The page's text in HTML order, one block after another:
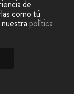
de
como tú
política